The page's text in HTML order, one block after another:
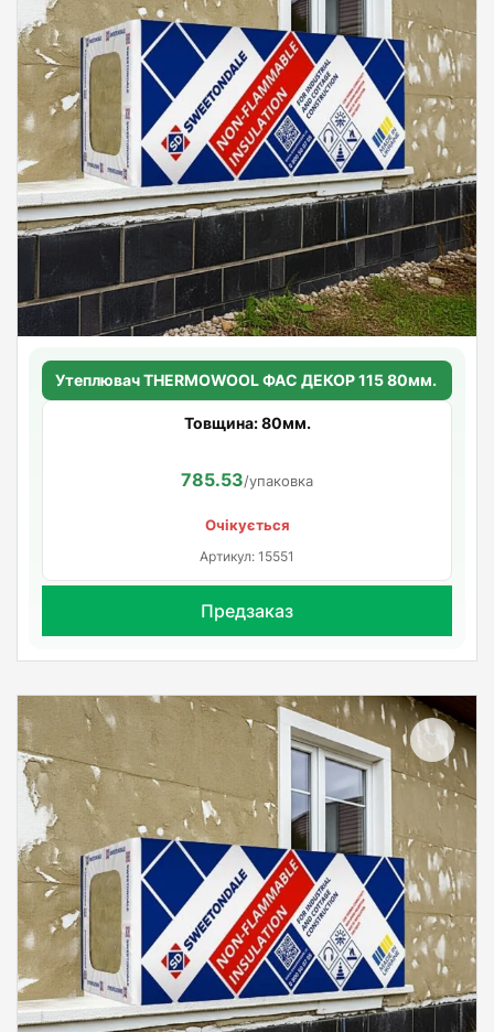
Утеплювач THERMOWOOL ФАС ДЕКОР 115 80мм.
Товщина: 80мм.
785.53/упаковка
Очікується
Артикул: 15551
Предзаказ